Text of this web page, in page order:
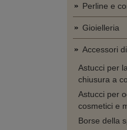
Perline e
Gioielleria
Accessori
Astucci per
chiusura a
Astucci per
cosmetici e
Borse della